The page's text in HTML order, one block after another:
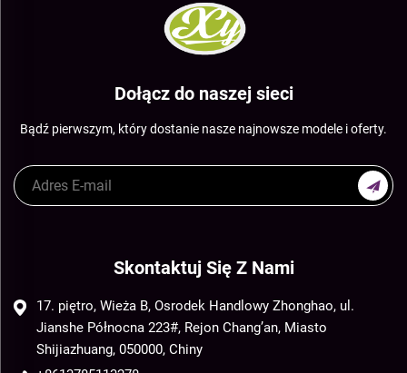
Dołącz do naszej sieci
Bądź pierwszym, który dostanie nasze najnowsze modele i oferty.
Skontaktuj Się Z Nami
17. piętro, Wieża B, Osrodek Handlowy Zhonghao, ul.
Jianshe Północna 223#, Rejon Chang’an, Miasto
Shijiazhuang, 050000, Chiny